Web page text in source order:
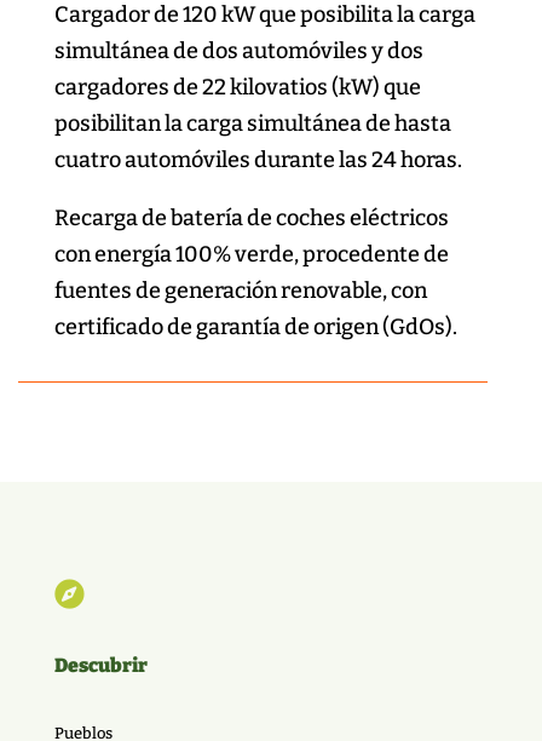
Cargador de 120 kW que posibilita la carga
simultánea de dos automóviles y dos
cargadores de 22 kilovatios (kW) que
posibilitan la carga simultánea de hasta
cuatro automóviles durante las 24 horas.
Recarga de batería de coches eléctricos
con energía 100% verde, procedente de
fuentes de generación renovable, con
certificado de garantía de origen (GdOs).

Descubrir
Pueblos